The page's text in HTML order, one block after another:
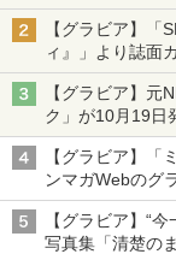
タイトルは「
【グラビア】「
ィ』」より誌面
【グラビア】元
ク」が10月19日
【グラビア】「
ンマガWebのグ
【グラビア】“
写真集「清楚の